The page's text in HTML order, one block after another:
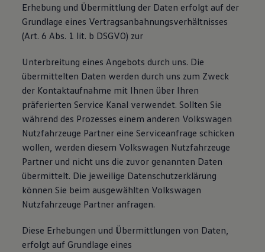
Erhebung und Übermittlung der Daten erfolgt auf der
Grundlage eines Vertragsanbahnungsverhältnisses
(Art. 6 Abs. 1 lit. b DSGVO) zur
Unterbreitung eines Angebots durch uns. Die
übermittelten Daten werden durch uns zum Zweck
der Kontaktaufnahme mit Ihnen über Ihren
präferierten Service Kanal verwendet. Sollten Sie
während des Prozesses einem anderen Volkswagen
Nutzfahrzeuge Partner eine Serviceanfrage schicken
wollen, werden diesem Volkswagen Nutzfahrzeuge
Partner und nicht uns die zuvor genannten Daten
übermittelt. Die jeweilige Datenschutzerklärung
können Sie beim ausgewählten Volkswagen
Nutzfahrzeuge Partner anfragen.
Diese Erhebungen und Übermittlungen von Daten,
erfolgt auf Grundlage eines